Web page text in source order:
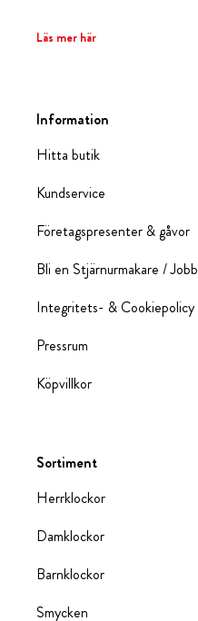
Läs mer här
Information
Hitta butik
Kundservice
Företagspresenter & gåvor
Bli en Stjärnurmakare / Jobb
Integritets- & Cookiepolicy
Pressrum
Köpvillkor
Sortiment
Herrklockor
Damklockor
Barnklockor
Smycken